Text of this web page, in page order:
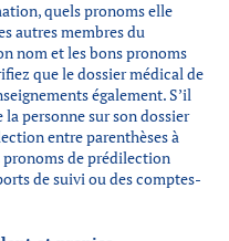
quels pronoms elle
autres membres du
nom et les bons pronoms
que le dossier médical de
également. S’il
personne sur son dossier
entre parenthèses à
pronoms de prédilection
de suivi ou des comptes-